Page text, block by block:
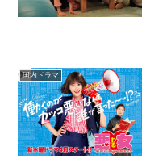
国内ドラマ